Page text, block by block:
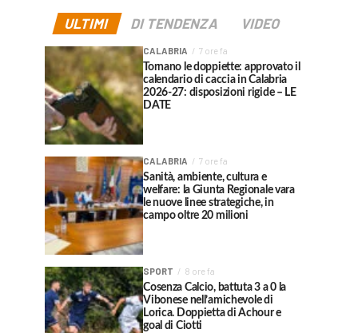
ULTIMI DI TENDENZA VIDEO
CALABRIA 7 ore fa
Tornano le doppiette: approvato il
calendario di caccia in Calabria
2026-27: disposizioni rigide – LE
DATE
CALABRIA 7 ore fa
Sanità, ambiente, cultura e
welfare: la Giunta Regionale vara
le nuove linee strategiche, in
campo oltre 20 milioni
SPORT 8 ore fa
Cosenza Calcio, battuta 3 a 0 la
Vibonese nell’amichevole di
Lorica. Doppietta di Achour e
goal di Ciotti